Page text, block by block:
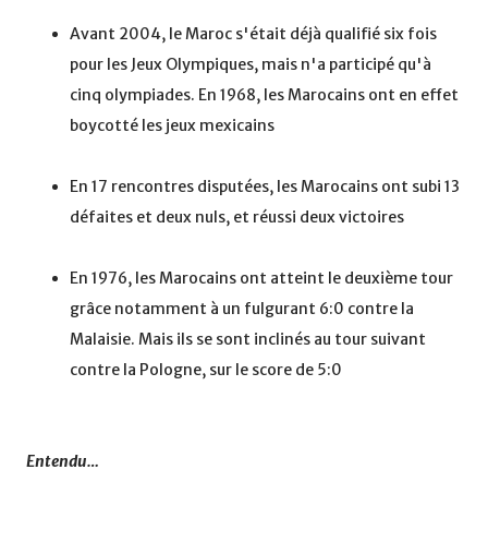
Avant 2004, le Maroc s'était déjà qualifié six fois
pour les Jeux Olympiques, mais n'a participé qu'à
cinq olympiades. En 1968, les Marocains ont en effet
boycotté les jeux mexicains
En 17 rencontres disputées, les Marocains ont subi 13
défaites et deux nuls, et réussi deux victoires
En 1976, les Marocains ont atteint le deuxième tour
grâce notamment à un fulgurant 6:0 contre la
Malaisie. Mais ils se sont inclinés au tour suivant
contre la Pologne, sur le score de 5:0
Entendu…